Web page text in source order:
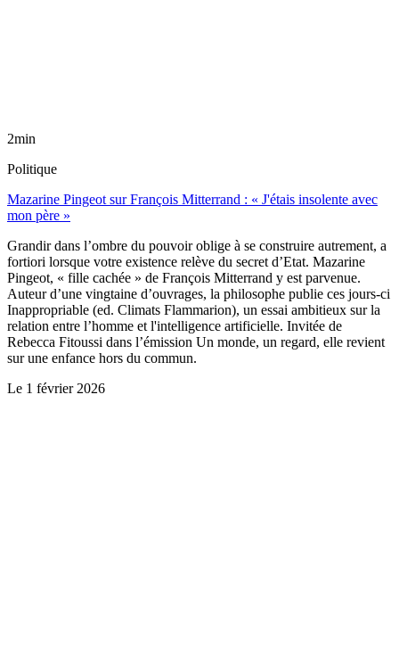
2min
Politique
Mazarine Pingeot sur François Mitterrand : « J'étais insolente avec
mon père »
Grandir dans l’ombre du pouvoir oblige à se construire autrement, a
fortiori lorsque votre existence relève du secret d’Etat. Mazarine
Pingeot, « fille cachée » de François Mitterrand y est parvenue.
Auteur d’une vingtaine d’ouvrages, la philosophe publie ces jours-ci
Inappropriable (ed. Climats Flammarion), un essai ambitieux sur la
relation entre l’homme et l'intelligence artificielle. Invitée de
Rebecca Fitoussi dans l’émission Un monde, un regard, elle revient
sur une enfance hors du commun.
Le 1 février 2026